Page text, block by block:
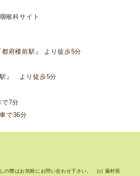
府楼前駅』 より徒歩5分
』 より徒歩5分
7分
で36分
の際はお気軽にお問い合わせ下さい。 (c) 藤村医